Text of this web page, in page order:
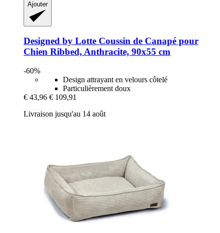
Ajouter
Designed by Lotte Coussin de Canapé pour
Chien Ribbed, Anthracite, 90x55 cm
-60%
Design attrayant en velours côtelé
Particulièrement doux
€ 43,96 € 109,91
Livraison jusqu'au 14 août